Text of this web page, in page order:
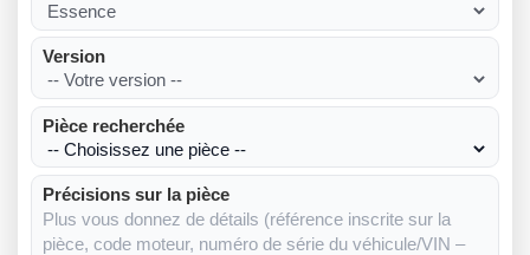
Version
Pièce recherchée
Précisions sur la pièce